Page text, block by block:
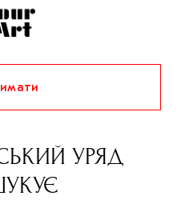
КРАЙ
УРЯД